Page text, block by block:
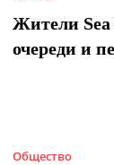
Жители Sea
очереди и
Общество